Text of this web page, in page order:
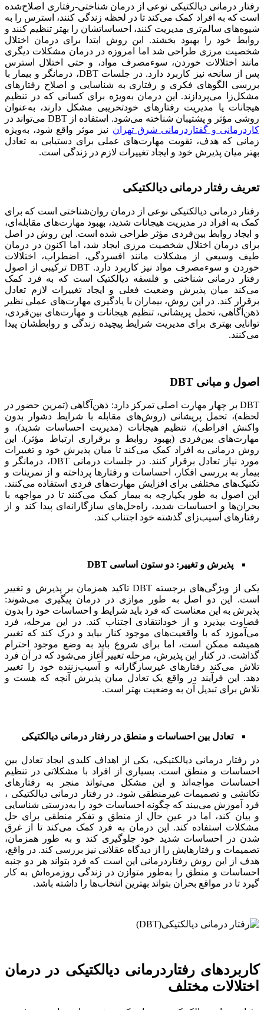
رفتار درمانی دیالکتیکی نوعی از درمان شناختی-رفتاری اصلاح‌شده
است که به افراد کمک می‌کند تا در لحظه زندگی کنند، استرس را به
شیوه‌های سالم‌تری مدیریت کنند، احساساتشان را بهتر تنظیم کنند و
روابط خود را بهبود بخشند. این روش ابتدا برای درمان اختلال
شخصیت مرزی طراحی شد اما امروزه در درمان مشکلات دیگری
مانند اختلالات خوردن، سوءمصرف مواد، و حتی اختلال استرس
پس از سانحه نیز کاربرد دارد. در جلسات DBT، درمانگر و بیمار با
بررسی الگوهای فکری و رفتاری به شناسایی و اصلاح رفتارهای
مشکل‌زا می‌پردازند. این درمان به‌ویژه برای کسانی که در تنظیم
هیجانات یا مدیریت رفتارهای خودتخریبی مشکل دارند، به‌عنوان
روشی مؤثر و پشتیبان شناخته می‌شود. استفاده از DBT می‌تواند در
کاردرمانی و گفتاردرمانی شرق تهران نیز موثر واقع شود، به‌ویژه
زمانی که هدف، تقویت مهارت‌های عملی برای دستیابی به تعادل
بهتر میان پذیرش خود و ایجاد تغییرات لازم در زندگی است.
تعریف رفتار درمانی دیالکتیکی
رفتار درمانی دیالکتیکی نوعی از درمان روان‌شناختی است که برای
کمک به افراد در مدیریت هیجانات شدید، بهبود مهارت‌های مقابله‌ای،
و ایجاد روابط بین‌فردی مؤثر طراحی شده است. این روش در اصل
برای درمان اختلال شخصیت مرزی ایجاد شد، اما اکنون در درمان
طیف وسیعی از مشکلات مانند افسردگی، اضطراب، اختلالات
خوردن و سوءمصرف مواد نیز کاربرد دارد. DBT ترکیبی از اصول
رفتار درمانی شناختی و فلسفه دیالکتیک است که به فرد کمک
می‌کند میان پذیرش وضعیت فعلی و ایجاد تغییرات لازم تعادل
برقرار کند. در این روش، بیماران با یادگیری مهارت‌های عملی نظیر
ذهن‌آگاهی، تحمل پریشانی، تنظیم هیجانات و مهارت‌های بین‌فردی،
توانایی بهتری برای مدیریت شرایط پیچیده زندگی و روابطشان پیدا
می‌کنند.
اصول و مبانی DBT
DBT بر چهار مهارت اصلی تمرکز دارد: ذهن‌آگاهی (تمرین حضور در
لحظه)، تحمل پریشانی (روش‌های مقابله با شرایط دشوار بدون
واکنش افراطی)، تنظیم هیجانات (مدیریت احساسات شدید)، و
مهارت‌های بین‌فردی (بهبود روابط و برقراری ارتباط مؤثر). این
روش درمانی به افراد کمک می‌کند تا میان پذیرش خود و تغییرات
مورد نیاز تعادل برقرار کنند. در جلسات درمانی DBT، درمانگر و
بیمار به بررسی افکار، احساسات و رفتارها پرداخته و از تمرینات و
تکنیک‌های مختلفی برای افزایش مهارت‌های فردی استفاده می‌کنند.
این اصول به طور یکپارچه به بیمار کمک می‌کنند تا در مواجهه با
بحران‌ها و احساسات شدید، راه‌حل‌های سازگارانه‌ای پیدا کند و از
رفتارهای آسیب‌زای گذشته خود اجتناب کند.
پذیرش و تغییر: دو ستون اساسی DBT
یکی از ویژگی‌های برجسته DBT تاکید همزمان بر پذیرش و تغییر
است. این دو اصل به طور موازی در درمان پیگیری می‌شوند:
پذیرش به این معناست که فرد باید شرایط و احساسات خود را بدون
قضاوت بپذیرد و از خودانتقادی اجتناب کند. در این مرحله، فرد
می‌آموزد که با واقعیت‌های موجود کنار بیاید و درک کند که تغییر
همیشه ممکن است، اما برای شروع باید به وضع موجود احترام
گذاشت. در کنار این پذیرش، مرحله تغییر آغاز می‌شود که در آن فرد
تلاش می‌کند رفتارهای غیرسازگارانه و آسیب‌زننده خود را تغییر
دهد. این فرآیند در واقع یک تعادل میان پذیرش آنچه که هست و
تلاش برای تبدیل آن به وضعیت بهتر است.
تعادل بین احساسات و منطق در رفتار درمانی دیالکتیکی
در رفتار درمانی دیالکتیکی، یکی از اهداف کلیدی ایجاد تعادل بین
احساسات و منطق است. بسیاری از افراد با مشکلاتی در تنظیم
احساسات مواجه‌اند و این مشکل می‌تواند منجر به رفتارهای
تکانشی و تصمیمات غیرمنطقی شود. در رفتار درمانی دیالکتیکی ،
فرد آموزش می‌بیند که چگونه احساسات خود را به‌درستی شناسایی
و بیان کند، اما در عین حال از منطق و تفکر منطقی برای حل
مشکلات استفاده کند. این درمان به فرد کمک می‌کند تا از غرق
شدن در احساسات شدید خود جلوگیری کند و به طور همزمان،
تصمیمات و رفتارهایش را از دیدگاه عقلانی نیز بررسی کند. در واقع،
هدف از این روش رفتاردرمانی این است که فرد بتواند هر دو جنبه
احساسات و منطق را به‌طور متوازن در زندگی روزمره‌اش به کار
گیرد تا در مواقع بحران بتواند بهترین انتخاب‌ها را داشته باشد.
کاربردهای رفتاردرمانی دیالکتیکی در درمان
اختلالات مختلف